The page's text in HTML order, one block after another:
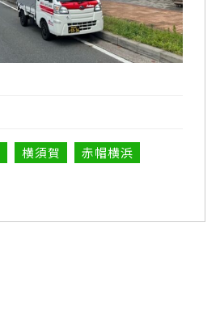
横須賀
赤帽横浜